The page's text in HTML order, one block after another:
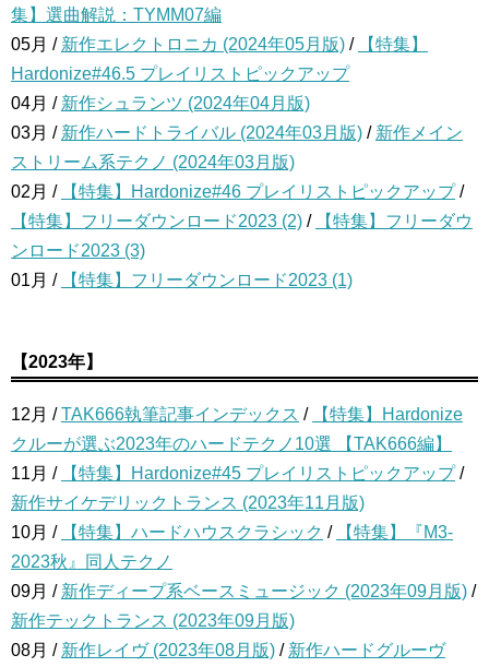
集】選曲解説：TYMM07編
05月 / 新作エレクトロニカ (2024年05月版) /
【特集】
Hardonize#46.5 プレイリストピックアップ
04月 / 新作シュランツ (2024年04月版)
03月 / 新作ハードトライバル (2024年03月版) / 新作メイン
ストリーム系テクノ (2024年03月版)
02月 /
【特集】Hardonize#46 プレイリストピックアップ/
【特集】フリーダウンロード2023 (2) /
【特集】フリーダウ
ンロード2023 (3)
01月 /
【特集】フリーダウンロード2023 (1)
【2023年】
12月 /TAK666執筆記事インデックス /
【特集】Hardonize
クルーが選ぶ2023年のハードテクノ10選 【TAK666編】
11月 /
【特集】Hardonize#45 プレイリストピックアップ/
新作サイケデリックトランス (2023年11月版)
10月 /
【特集】ハードハウスクラシック /
【特集】『M3-
2023秋』同人テクノ
09月 / 新作ディープ系ベースミュージック (2023年09月版) /
新作テックトランス (2023年09月版)
08月 / 新作レイヴ (2023年08月版) / 新作ハードグルーヴ